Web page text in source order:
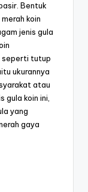
Bentuk
koin
jenis gula
seperti tutup
ukurannya
atau
gula koin ini,
yang
gaya